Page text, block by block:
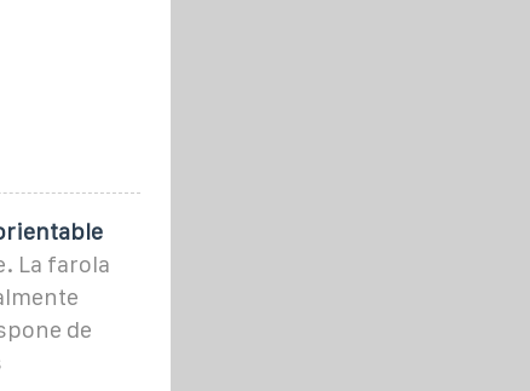
La farola
de